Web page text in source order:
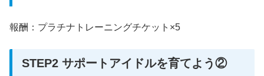
報酬：プラチナトレーニングチケット×5
STEP2 サポートアイドルを育てよう②